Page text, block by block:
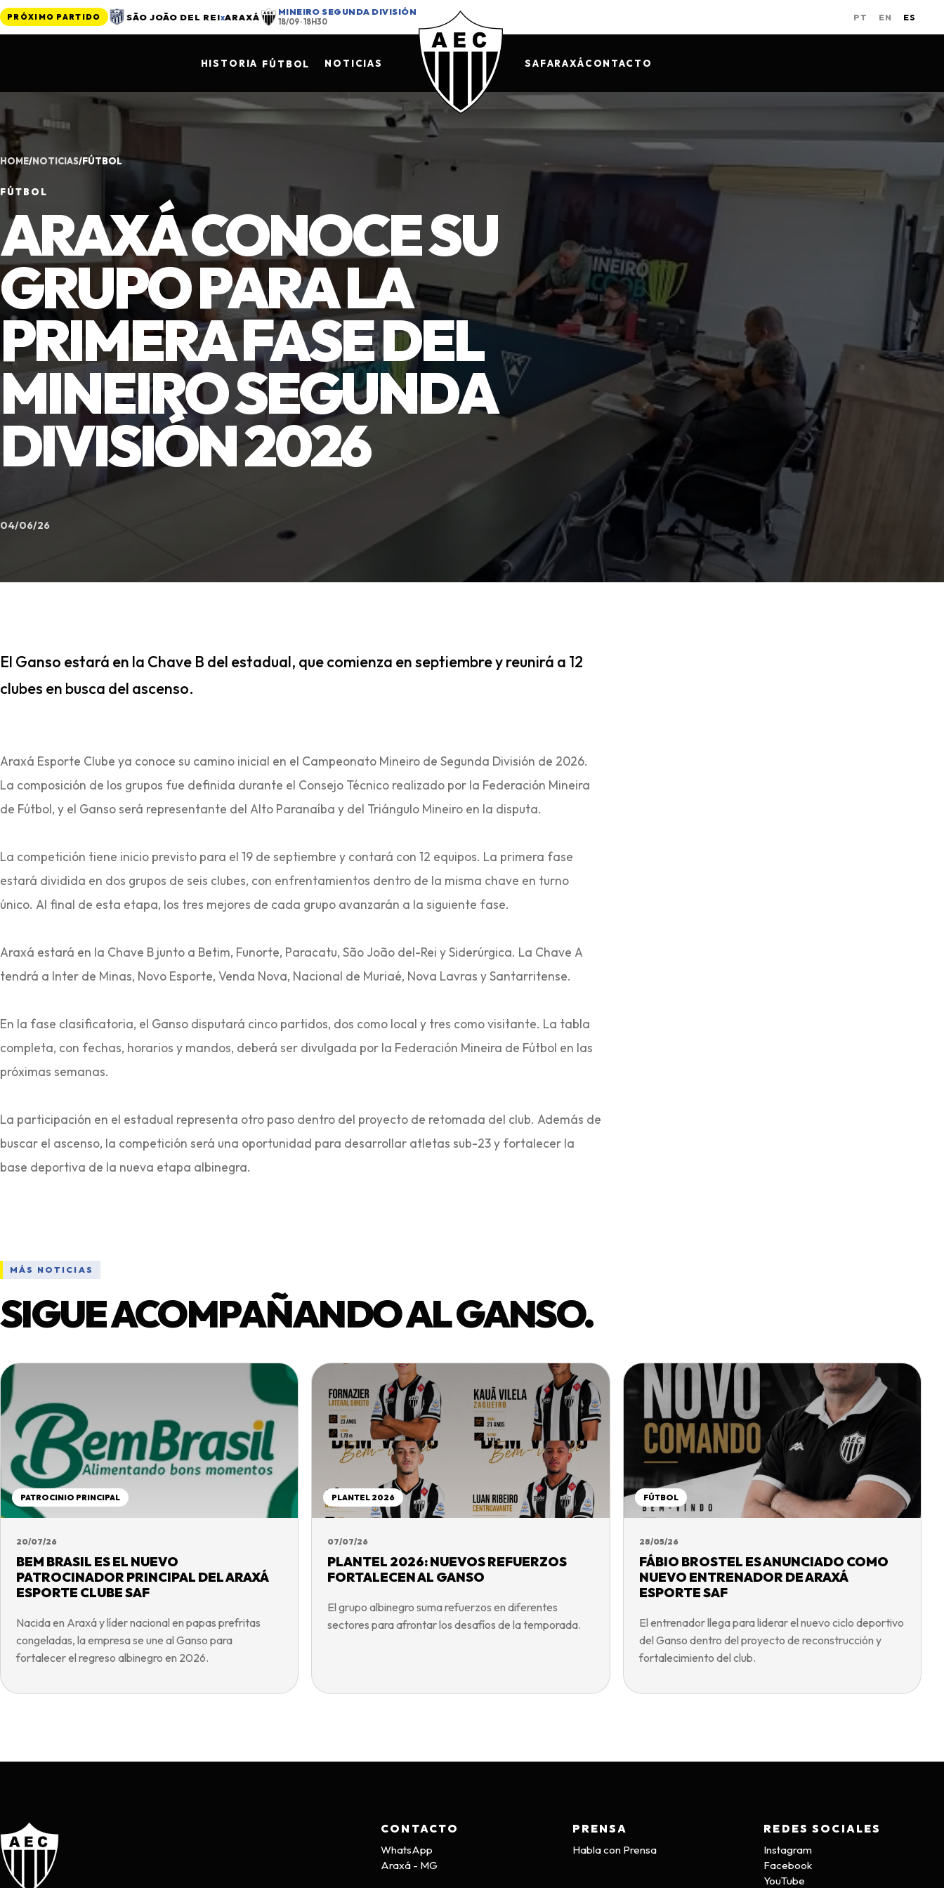
PRÓXIMO PARTIDO SÃO JOÃO DEL REIxARAXÁ MINEIRO SEGUNDA DIVISIÓN
18/09 · 18H30 PT EN ES
HISTORIA FÚTBOL NOTICIAS SAFARAXÁCONTACTO
HOME/NOTICIAS/FÚTBOL
FÚTBOL
ARAXÁ CONOCE SU
GRUPO PARA LA
PRIMERA FASE DEL
MINEIRO SEGUNDA
DIVISIÓN 2026
04/06/26
El Ganso estará en la Chave B del estadual, que comienza en septiembre y reunirá a 12
clubes en busca del ascenso.
Araxá Esporte Clube ya conoce su camino inicial en el Campeonato Mineiro de Segunda División de 2026.
La composición de los grupos fue definida durante el Consejo Técnico realizado por la Federación Mineira
de Fútbol, y el Ganso será representante del Alto Paranaíba y del Triángulo Mineiro en la disputa.
La competición tiene inicio previsto para el 19 de septiembre y contará con 12 equipos. La primera fase
estará dividida en dos grupos de seis clubes, con enfrentamientos dentro de la misma chave en turno
único. Al final de esta etapa, los tres mejores de cada grupo avanzarán a la siguiente fase.
Araxá estará en la Chave B junto a Betim, Funorte, Paracatu, São João del-Rei y Siderúrgica. La Chave A
tendrá a Inter de Minas, Novo Esporte, Venda Nova, Nacional de Muriaé, Nova Lavras y Santarritense.
En la fase clasificatoria, el Ganso disputará cinco partidos, dos como local y tres como visitante. La tabla
completa, con fechas, horarios y mandos, deberá ser divulgada por la Federación Mineira de Fútbol en las
próximas semanas.
La participación en el estadual representa otro paso dentro del proyecto de retomada del club. Además de
buscar el ascenso, la competición será una oportunidad para desarrollar atletas sub-23 y fortalecer la
MÁS NOTICIAS
SIGUE ACOMPAÑANDO AL GANSO.
PATROCINIO PRINCIPAL
20/07/26
BEM BRASIL ES EL NUEVO
PATROCINADOR PRINCIPAL DEL ARAXÁ
ESPORTE CLUBE SAF
Nacida en Araxá y líder nacional en papas prefritas
congeladas, la empresa se une al Ganso para
fortalecer el regreso albinegro en 2026.
PLANTEL 2026
07/07/26
PLANTEL 2026: NUEVOS REFUERZOS
FORTALECEN AL GANSO
El grupo albinegro suma refuerzos en diferentes
sectores para afrontar los desafíos de la temporada.
FÚTBOL
28/05/26
FÁBIO BROSTEL ES ANUNCIADO COMO
NUEVO ENTRENADOR DE ARAXÁ
ESPORTE SAF
El entrenador llega para liderar el nuevo ciclo deportivo
del Ganso dentro del proyecto de reconstrucción y
fortalecimiento del club.
CONTACTO
WhatsApp
Araxá - MG
PRENSA
Habla con Prensa
REDES SOCIALES
Instagram
Facebook
YouTube